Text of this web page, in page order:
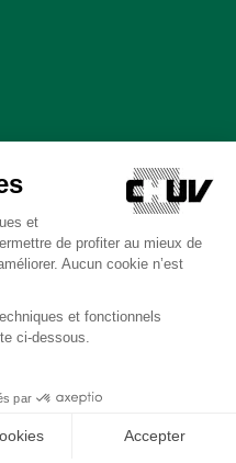
fenêtre)
2025 à 14:38